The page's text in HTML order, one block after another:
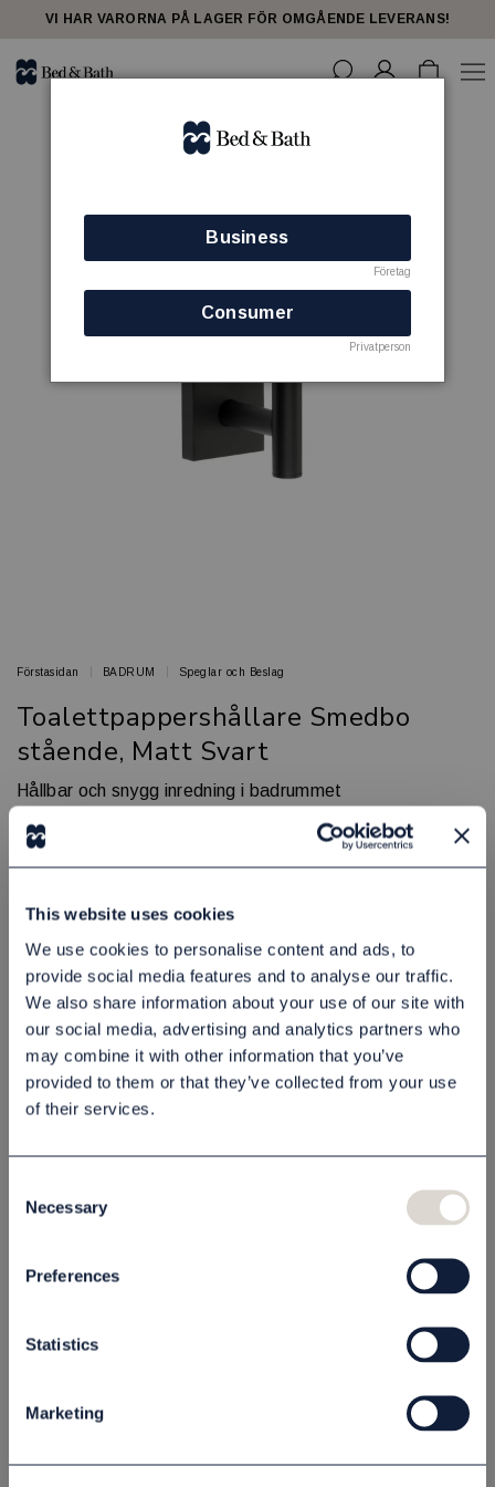
This website uses cookies
We use cookies to personalise content and ads, to
provide social media features and to analyse our traffic.
We also share information about your use of our site with
our social media, advertising and analytics partners who
may combine it with other information that you’ve
provided to them or that they’ve collected from your use
of their services.
Selection
Necessary
Preferences
Statistics
Marketing
VI HAR VARORNA PÅ LAGER FÖR OMGÅENDE LEVERANS!
Förstasidan BADRUM Speglar och Beslag
Toalettpappershållare Smedbo
stående, Matt Svart
Hållbar och snygg inredning i badrummet
SMEDBO
Finns i lager
Exkl. moms: 405,00 kr
Lägg i varukorgen
Beskrivning
Specifikation
Business
Företag
Consumer
Privatperson